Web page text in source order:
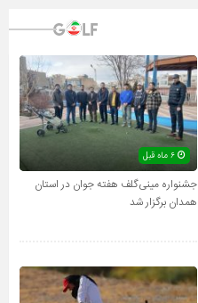
جشنواره مینی‌گلف هفته جوان در استان
همدان برگزار شد